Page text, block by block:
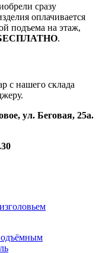
сразу
оплачивается
подъема на этаж,
.
с нашего склада
ул. Беговая, 25а.